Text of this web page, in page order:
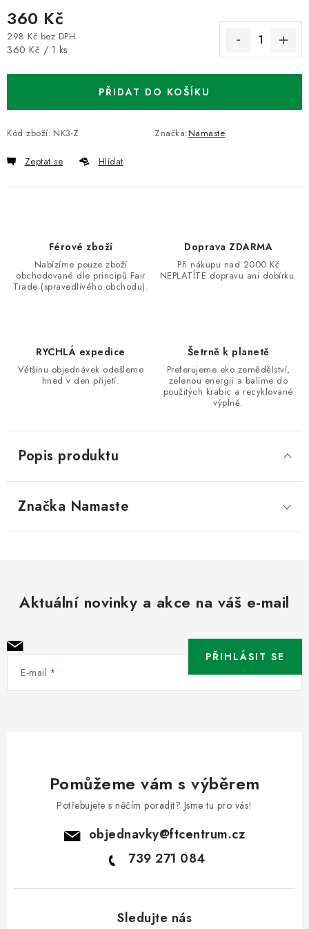
360 Kč
298 Kč bez DPH
Měrná cena:
360 Kč / 1 ks
PŘIDAT DO KOŠÍKU
Kód zboží: NK3-Z Značka:Namaste
Zeptat se Hlídat
Férové zboží
Nabízíme pouze zboží
obchodované dle principů Fair
Trade (spravedlivého obchodu).
Doprava ZDARMA
Při nákupu nad 2000 Kč
NEPLATÍTE dopravu ani dobírku.
RYCHLÁ expedice
Většinu objednávek odešleme
hned v den přijetí.
Šetrně k planetě
Preferujeme eko zemědělství,
zelenou energii a balíme do
použitých krabic a recyklované
výplně.
Popis produktu
Značka Namaste
Aktuální novinky a akce na váš e-mail
E-mail
PŘIHLÁSIT SE
Pomůžeme vám s výběrem
Potřebujete s něčím poradit? Jsme tu pro vás!
objednavky@ftcentrum.cz
739 271 084